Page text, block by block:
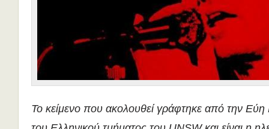
Το κείμενο που ακολουθεί γράφτηκε από την Εύη